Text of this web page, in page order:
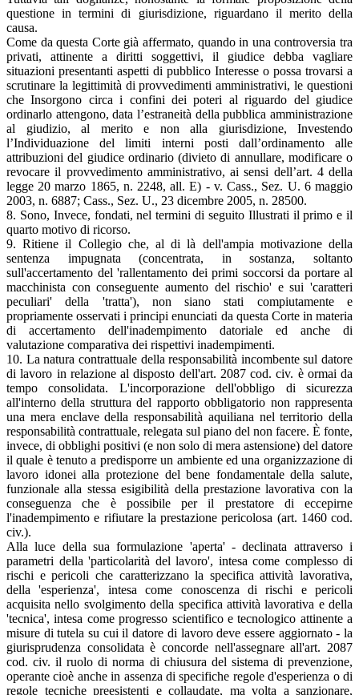
questione in termini di giurisdizione, riguardano il merito della
causa.
Come da questa Corte già affermato, quando in una controversia tra
privati, attinente a diritti soggettivi, il giudice debba vagliare
situazioni presentanti aspetti di pubblico Interesse o possa trovarsi a
scrutinare la legittimità di provvedimenti amministrativi, le questioni
che Insorgono circa i confini dei poteri al riguardo del giudice
ordinarlo attengono, data l’estraneità della pubblica amministrazione
al giudizio, al merito e non alla giurisdizione, Investendo
l’Individuazione del limiti interni posti dall’ordinamento alle
attribuzioni del giudice ordinario (divieto di annullare, modificare o
revocare il provvedimento amministrativo, ai sensi dell’art. 4 della
legge 20 marzo 1865, n. 2248, all. E) - v. Cass., Sez. U. 6 maggio
2003, n. 6887; Cass., Sez. U., 23 dicembre 2005, n. 28500.
8. Sono, Invece, fondati, nel termini di seguito Illustrati il primo e il
quarto motivo di ricorso.
9. Ritiene il Collegio che, al di là dell'ampia motivazione della
sentenza impugnata (concentrata, in sostanza, soltanto
sull'accertamento del 'rallentamento dei primi soccorsi da portare al
macchinista con conseguente aumento del rischio' e sui 'caratteri
peculiari' della 'tratta'), non siano stati compiutamente e
propriamente osservati i principi enunciati da questa Corte in materia
di accertamento dell'inadempimento datoriale ed anche di
valutazione comparativa dei rispettivi inadempimenti.
10. La natura contrattuale della responsabilità incombente sul datore
di lavoro in relazione al disposto dell'art. 2087 cod. civ. è ormai da
tempo consolidata. L'incorporazione dell'obbligo di sicurezza
all'interno della struttura del rapporto obbligatorio non rappresenta
una mera enclave della responsabilità aquiliana nel territorio della
responsabilità contrattuale, relegata sul piano del non facere. È fonte,
invece, di obblighi positivi (e non solo di mera astensione) del datore
il quale è tenuto a predisporre un ambiente ed una organizzazione di
lavoro idonei alla protezione del bene fondamentale della salute,
funzionale alla stessa esigibilità della prestazione lavorativa con la
conseguenza che è possibile per il prestatore di eccepirne
l'inadempimento e rifiutare la prestazione pericolosa (art. 1460 cod.
civ.).
Alla luce della sua formulazione 'aperta' - declinata attraverso i
parametri della 'particolarità del lavoro', intesa come complesso di
rischi e pericoli che caratterizzano la specifica attività lavorativa,
della 'esperienza', intesa come conoscenza di rischi e pericoli
acquisita nello svolgimento della specifica attività lavorativa e della
'tecnica', intesa come progresso scientifico e tecnologico attinente a
misure di tutela su cui il datore di lavoro deve essere aggiornato - la
giurisprudenza consolidata è concorde nell'assegnare all'art. 2087
cod. civ. il ruolo di norma di chiusura del sistema di prevenzione,
operante cioè anche in assenza di specifiche regole d'esperienza o di
regole tecniche preesistenti e collaudate, ma volta a sanzionare,